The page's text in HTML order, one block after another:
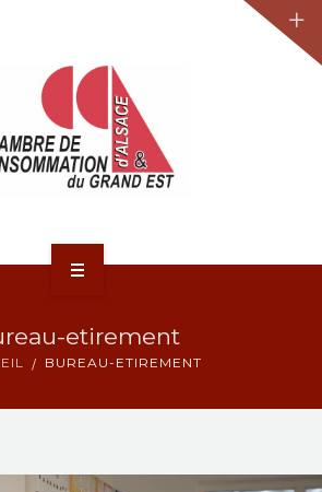
etirement
BUREAU-ETIREMENT